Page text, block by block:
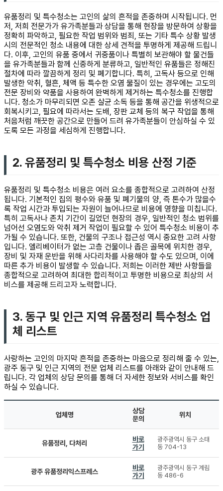
유품정리 및 특수청소는 고인의 삶의 흔적을 존중하며 시작됩니다. 먼
저, 저희 전문가가 유가족분들과 상담을 통해 현장을 방문하여 상황을
정확히 파악하고, 필요한 작업 범위와 범죄, 또는 기타 특수 상황 발생
시의 전문적인 청소 내용에 대한 상세 견적을 투명하게 제공해 드립니
다. 이후, 고인의 유품 중에서 귀중품이나 특별히 보관해야 할 물건들
을 유가족분들과 함께 신중하게 분류하고, 일반적인 유품들은 정해진
절차에 따라 깔끔하게 정리 및 폐기합니다. 특히, 고독사 등으로 인해
발생한 악취, 혈흔, 체액 등 특수한 오염 물질이 있는 경우에는 고도의
전문 장비와 약품을 사용하여 완벽하게 제거하는 특수청소를 진행합
니다. 청소가 마무리되면 오존 살균 소독 등을 통해 공간을 위생적으로
회복시키고, 필요에 따라서는 도배, 장판 교체 등의 복구 작업을 통해
처음처럼 깨끗한 공간으로 만들어 드려 유가족분들이 안심하실 수 있
도록 모든 과정을 세심하게 진행합니다.
2. 유품정리 및 특수청소 비용 산정 기준
유품정리 및 특수청소 비용은 여러 요소를 종합적으로 고려하여 산정
됩니다. 기본적인 집의 평수와 유품 및 폐기물의 양, 즉 톤수가 많을수
록 작업 시간과 투입되는 자원이 늘어나므로 비용에 영향을 미칩니다.
특히 고독사나 존치 기간이 길었던 현장의 경우, 일반적인 청소 범위를
넘어선 오염도와 악취 제거 작업이 필요할 수 있어 특수청소 비용이 추
가될 수 있습니다. 또한, 건물의 구조나 접근성 역시 중요한 고려 사항
입니다. 엘리베이터가 없는 고층 건물이나 좁은 골목에 위치한 경우,
장비 및 자재 운반을 위해 사다리차를 사용해야 할 수도 있으며, 이에
따른 추가 비용이 발생할 수 있습니다. 저희는 이러한 제반 사항들을
종합적으로 고려하여 최대한 합리적이고 투명한 비용으로 최상의 서
비스를 제공해 드리고자 노력합니다.
3. 동구 및 인근 지역 유품정리 특수청소 업
체 리스트
사랑하는 고인의 마지막 흔적을 존중하는 마음으로 정리해 줄 수 있는,
광주 동구 및 인근 지역의 전문 업체 리스트를 아래와 같이 안내해 드
립니다. 각 업체의 상담 문의를 통해 더 자세한 정보와 서비스를 확인
하실 수 있습니다.
업체명
상담
문의
위치
유품정리, 다처리
바로
가기
광주광역시 동구 소태
동 704-13
광주 유품정리익스프레스
바로
가기
광주광역시 동구 계림
동 486-6